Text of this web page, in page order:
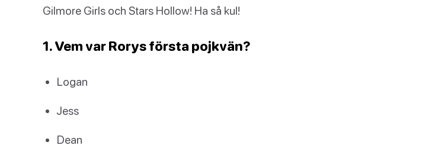
Gilmore Girls och Stars Hollow! Ha så kul!
1. Vem var Rorys första pojkvän?
Logan
Jess
Dean